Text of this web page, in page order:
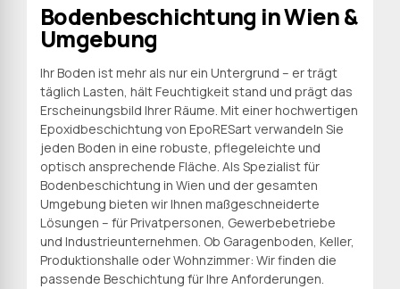
Bodenbeschichtung in Wien &
Umgebung
Ihr Boden ist mehr als nur ein Untergrund – er trägt
täglich Lasten, hält Feuchtigkeit stand und prägt das
Erscheinungsbild Ihrer Räume. Mit einer hochwertigen
Epoxidbeschichtung von EpoRESart verwandeln Sie
jeden Boden in eine robuste, pflegeleichte und
optisch ansprechende Fläche. Als Spezialist für
Bodenbeschichtung in Wien und der gesamten
Umgebung bieten wir Ihnen maßgeschneiderte
Lösungen – für Privatpersonen, Gewerbebetriebe
und Industrieunternehmen. Ob Garagenboden, Keller,
Produktionshalle oder Wohnzimmer: Wir finden die
passende Beschichtung für Ihre Anforderungen.